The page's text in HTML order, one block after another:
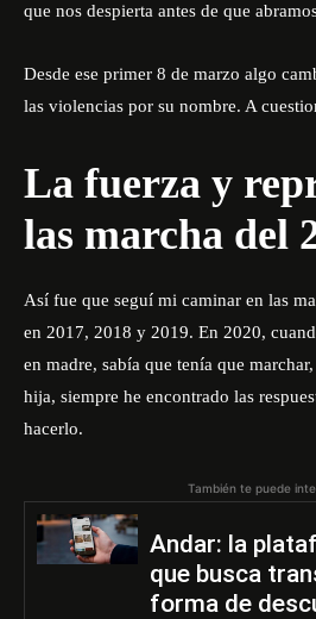
que nos despierta antes de que
Desde ese primer 8 de marzo algo
las violencias por su nombre. A
La fuerza y
las marcha del
Así fue que seguí mi caminar en las
en 2017, 2018 y 2019. En 2020,
en madre, sabía que tenía que
hija, siempre he encontrado las
hacerlo.
También te puede
Andar: la
que busca
forma de